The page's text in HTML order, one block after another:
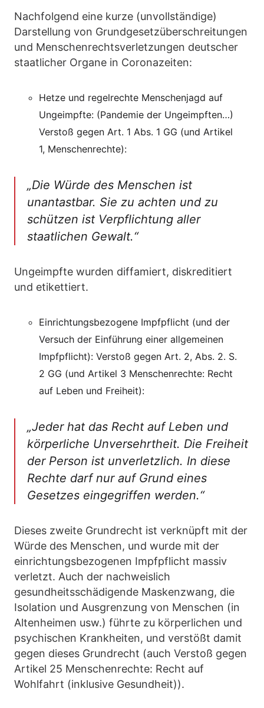
Nachfolgend eine kurze (unvollständige)
Darstellung von Grundgesetzüberschreitungen
und Menschenrechtsverletzungen deutscher
staatlicher Organe in Coronazeiten:
Hetze und regelrechte Menschenjagd auf
Ungeimpfte: (Pandemie der Ungeimpften…)
Verstoß gegen Art. 1 Abs. 1 GG (und Artikel
1, Menschenrechte):
„Die Würde des Menschen ist
unantastbar. Sie zu achten und zu
schützen ist Verpflichtung aller
staatlichen Gewalt.“
Ungeimpfte wurden diffamiert, diskreditiert
und etikettiert.
Einrichtungsbezogene Impfpflicht (und der
Versuch der Einführung einer allgemeinen
Impfpflicht): Verstoß gegen Art. 2, Abs. 2. S.
2 GG (und Artikel 3 Menschenrechte: Recht
auf Leben und Freiheit):
„Jeder hat das Recht auf Leben und
körperliche Unversehrtheit. Die Freiheit
der Person ist unverletzlich. In diese
Rechte darf nur auf Grund eines
Gesetzes eingegriffen werden.“
Dieses zweite Grundrecht ist verknüpft mit der
Würde des Menschen, und wurde mit der
einrichtungsbezogenen Impfpflicht massiv
verletzt. Auch der nachweislich
gesundheitsschädigende Maskenzwang, die
Isolation und Ausgrenzung von Menschen (in
Altenheimen usw.) führte zu körperlichen und
psychischen Krankheiten, und verstößt damit
gegen dieses Grundrecht (auch Verstoß gegen
Artikel 25 Menschenrechte: Recht auf
Wohlfahrt (inklusive Gesundheit)).